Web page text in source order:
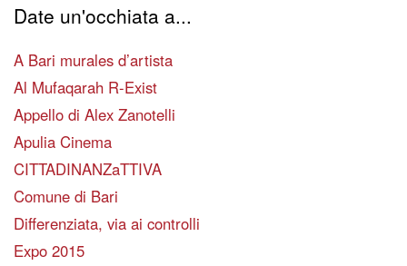
Date un'occhiata a...
A Bari murales d’artista
Al Mufaqarah R-Exist
Appello di Alex Zanotelli
Apulia Cinema
CITTADINANZaTTIVA
Comune di Bari
Differenziata, via ai controlli
Expo 2015